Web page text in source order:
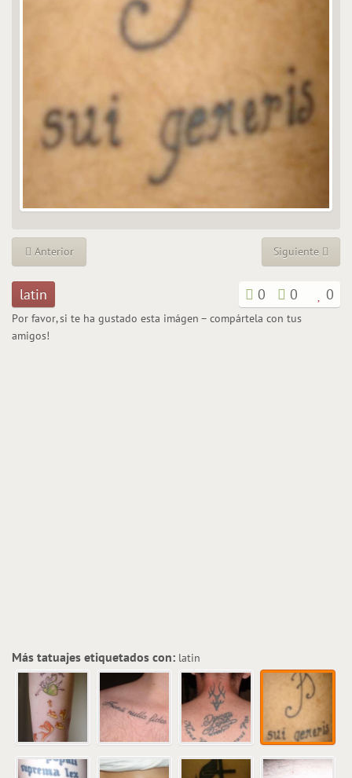
Anterior Siguiente
latin 0 0 0
Por favor, si te ha gustado esta imágen – compártela con tus
amigos!
Más tatuajes etiquetados con: latin